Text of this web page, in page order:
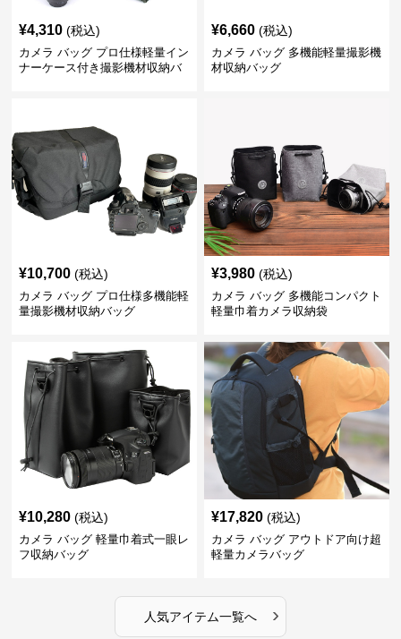
¥4,310 (税込)
カメラ バッグ プロ仕様軽量イン
ナーケース付き撮影機材収納バ
¥6,660 (税込)
カメラ バッグ 多機能軽量撮影機
材収納バッグ
¥10,700 (税込)
カメラ バッグ プロ仕様多機能軽
量撮影機材収納バッグ
¥3,980 (税込)
カメラ バッグ 多機能コンパクト
軽量巾着カメラ収納袋
¥10,280 (税込)
カメラ バッグ 軽量巾着式一眼レ
フ収納バッグ
¥17,820 (税込)
カメラ バッグ アウトドア向け超
軽量カメラバッグ
人気アイテム一覧へ ›